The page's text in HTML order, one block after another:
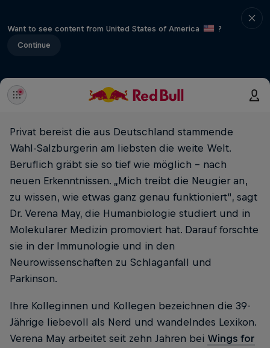
Want to see content from United States of America
?
Continue
Privat bereist die aus Deutschland stammende
Wahl-Salzburgerin am liebsten die weite Welt.
Beruflich gräbt sie so tief wie möglich – nach
neuen Erkenntnissen. „Mich treibt die Neugier an,
zu wissen, wie etwas ganz genau funktioniert“, sagt
Dr. Verena May, die Humanbiologie studiert und in
Molekularer Medizin promoviert hat. Darauf forschte
sie in der Immunologie und in den
Neurowissenschaften zu Schlaganfall und
Parkinson.
Ihre Kolleginnen und Kollegen bezeichnen die 39-
Jährige liebevoll als Nerd und wandelndes Lexikon.
Verena May arbeitet seit zehn Jahren bei Wings for